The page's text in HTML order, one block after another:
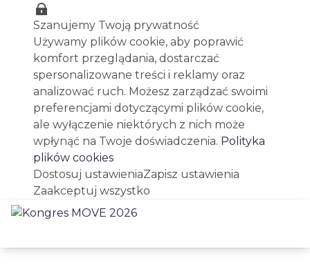
Szanujemy Twoją prywatność
Używamy plików cookie, aby poprawić
komfort przeglądania, dostarczać
spersonalizowane treści i reklamy oraz
analizować ruch. Możesz zarządzać swoimi
preferencjami dotyczącymi plików cookie,
ale wyłączenie niektórych z nich może
wpłynąć na Twoje doświadczenia. Polityka
plików cookies
Dostosuj ustawieniaZapisz ustawienia
Zaakceptuj wszystko